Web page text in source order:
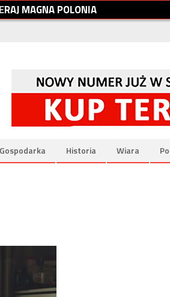
ERAJMAGNAPOLONIA
Gospodarka Historia Wiara